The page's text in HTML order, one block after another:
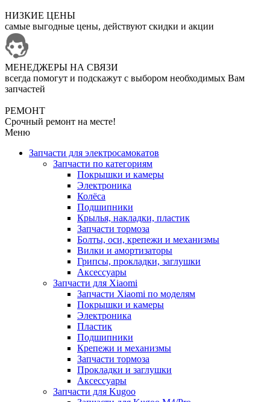
НИЗКИЕ ЦЕНЫ
самые выгодные цены, действуют скидки и акции
МЕНЕДЖЕРЫ НА СВЯЗИ
всегда помогут и подскажут с выбором необходимых Вам
запчастей
РЕМОНТ
Срочный ремонт на месте!
Меню
Запчасти для электросамокатов
Запчасти по категориям
Покрышки и камеры
Электроника
Колёса
Подшипники
Крылья, накладки, пластик
Запчасти тормоза
Болты, оси, крепежи и механизмы
Вилки и амортизаторы
Грипсы, прокладки, заглушки
Аксессуары
Запчасти для Xiaomi
Запчасти Xiaomi по моделям
Покрышки и камеры
Электроника
Пластик
Подшипники
Крепежи и механизмы
Запчасти тормоза
Прокладки и заглушки
Аксессуары
Запчасти для Kugoo